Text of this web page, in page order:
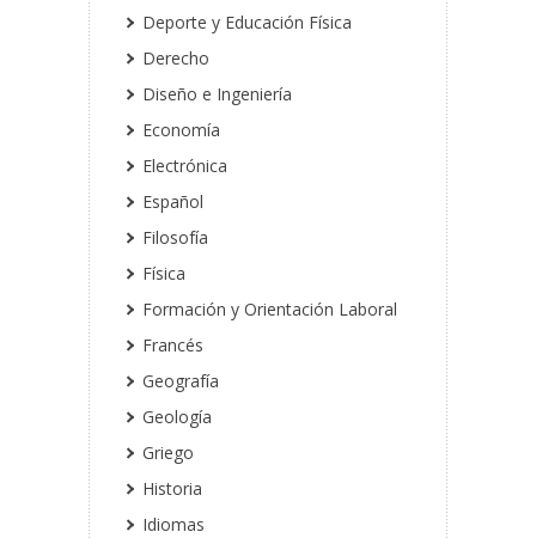
Deporte y Educación Física
Derecho
Diseño e Ingeniería
Economía
Electrónica
Español
Filosofía
Física
Formación y Orientación Laboral
Francés
Geografía
Geología
Griego
Historia
Idiomas